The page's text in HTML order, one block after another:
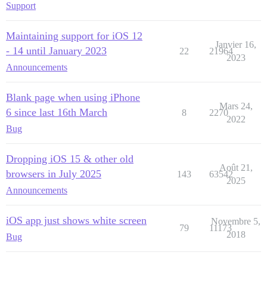
Support
Maintaining support for iOS 12
- 14 until January 2023
Announcements
22 21964
Janvier 16,
2023
Blank page when using iPhone
6 since last 16th March
Bug
8 2270
Mars 24,
2022
Dropping iOS 15 & other old
browsers in July 2025
Announcements
143 63542
Août 21,
2025
iOS app just shows white screen
Bug
79 11173
Novembre 5,
2018